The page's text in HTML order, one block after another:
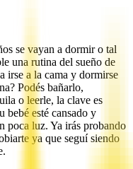
se vayan a dormir o tal
una rutina del sueño de
irse a la cama y dormirse
Podés bañarlo,
o leerle, la clave es
bebé esté cansado y
poca luz. Ya irás probando
ya que seguí siendo